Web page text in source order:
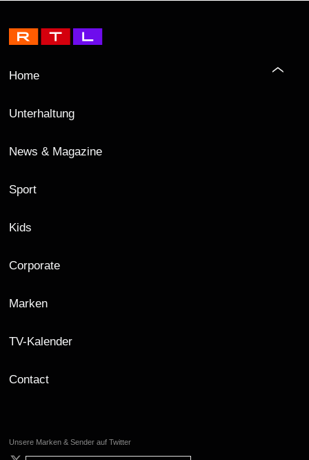
Home
Unterhaltung
News & Magazine
Sport
Kids
Corporate
Marken
TV-Kalender
Contact
Unsere Marken & Sender auf Twitter